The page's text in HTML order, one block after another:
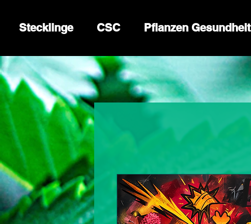
Stecklinge CSC Pflanzen Gesundheit